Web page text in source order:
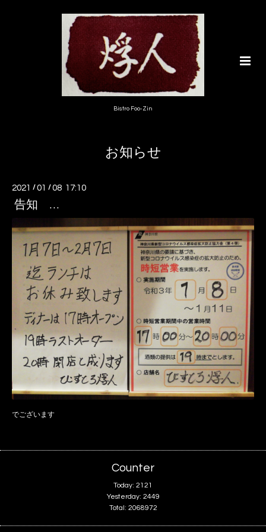
Bistro Foo-Zin
お知らせ
2021 /01 /08 17:10
告知 …
でございます
Counter
Today: 2121
Yesterday: 2449
Total: 2068972